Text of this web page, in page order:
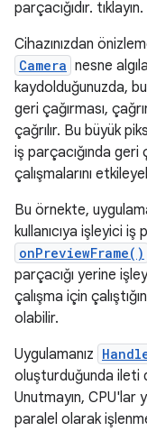
parçacığıdır. tıklayın.
Cihazınızdan
Camera nesne
kaydolduğunuzda,
geri çağırması,
çağrılır. Bu büyük
iş parçacığında
çalışmalarını
Bu örnekte,
kullanıcıya işleyici iş
onPreviewFrame()
parçacığı yerine
çalışma için
olabilir.
Uygulamanız
oluşturduğunda ileti
Unutmayın, CPU'lar
paralel olarak